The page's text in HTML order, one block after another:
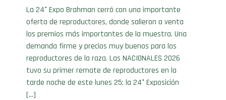
oferta de reproductores, donde salieron a venta
los premios más importantes de la muestra. Una
demanda firme y precios muy buenos para los
reproductores de la raza. Las NACIONALES 2026
tuvo su primer remate de reproductores en la
tarde noche de este lunes 25: la 24° Exposición
[…]